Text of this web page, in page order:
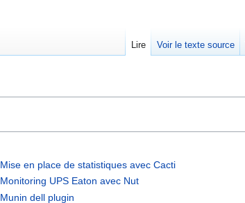
Mise en place de statistiques avec Cacti
Monitoring UPS Eaton avec Nut
Munin dell plugin
Lire Voir le texte source